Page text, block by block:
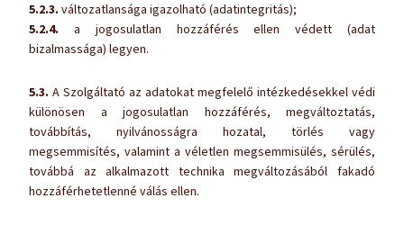
5.2.3. változatlansága igazolható (adatintegritás);
5.2.4. a jogosulatlan hozzáférés ellen védett (adat
bizalmassága) legyen.
5.3. A Szolgáltató az adatokat megfelelő intézkedésekkel védi
különösen a jogosulatlan hozzáférés, megváltoztatás,
továbbítás, nyilvánosságra hozatal, törlés vagy
megsemmisítés, valamint a véletlen megsemmisülés, sérülés,
továbbá az alkalmazott technika megváltozásából fakadó
hozzáférhetetlenné válás ellen.